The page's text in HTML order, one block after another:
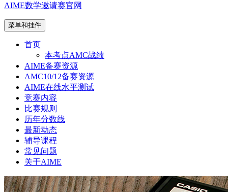
AIME数学邀请赛官网
菜单和挂件
首页
本考点AMC战绩
AIME备赛资源
AMC10/12备赛资源
AIME在线水平测试
竞赛内容
比赛规则
历年分数线
最新动态
辅导课程
常见问题
关于AIME